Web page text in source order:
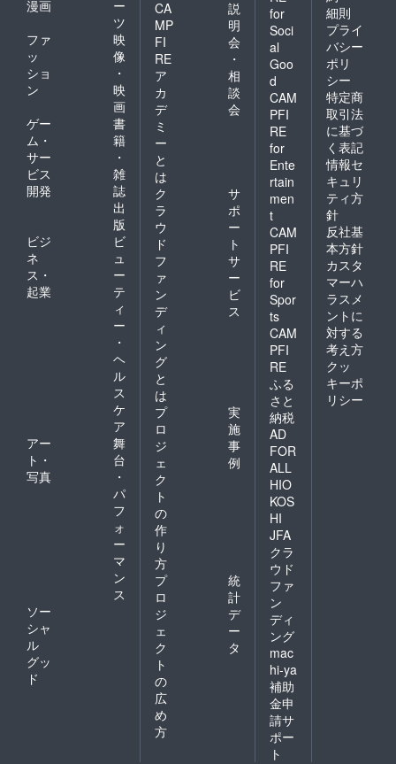
漫画
ー
ツ
ファ
ッ
ショ
ン
映
像
・
映
画
ゲー
ム・
サー
ビス
開発
書
籍
・
雑
誌
出
版
ビジ
ネ
ス・
起業
ビ
ュ
ー
テ
ィ
ー
・
ヘ
ル
ス
ケ
ア
アー
ト・
写真
舞
台
・
パ
フ
ォ
ー
マ
ン
ス
ソー
シャ
ル
グッ
ド
CA
MP
FI
RE
ア
カ
デ
ミ
ー
と
は
説
明
会
・
相
談
会
ク
ラ
ウ
ド
フ
ァ
ン
デ
ィ
ン
グ
と
は
サ
ポ
ー
ト
サ
ー
ビ
ス
プ
ロ
ジ
ェ
ク
ト
の
作
り
方
実
施
事
例
プ
ロ
ジ
ェ
ク
ト
の
広
め
方
統
計
デ
ー
タ
for
Soci
al
Goo
d
CAM
PFI
RE
for
Ente
rtain
men
t
CAM
PFI
RE
for
Spor
ts
CAM
PFI
RE
ふる
さと
納税
AD
FOR
ALL
HIO
KOS
HI
JFA
クラ
ウド
ファ
ン
ディ
ング
mac
hi-ya
補助
金申
請サ
ポー
ト
細則
プライ
バシー
ポリ
シー
特定商
取引法
に基づ
く表記
情報セ
キュリ
ティ方
針
反社基
本方針
カスタ
マーハ
ラスメ
ントに
対する
考え方
クッ
キーポ
リシー